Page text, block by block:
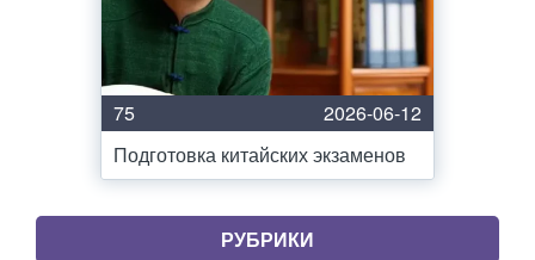
75
2026-06-12
Подготовка китайских экзаменов
РУБРИКИ